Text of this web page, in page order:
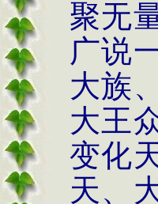
聚无
广说
大族
大王
变化
天、